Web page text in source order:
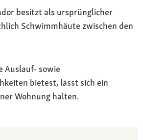
besitzt als ursprünglicher
Schwimmhäute zwischen den
Auslauf- sowie
bietest, lässt sich ein
Wohnung halten.